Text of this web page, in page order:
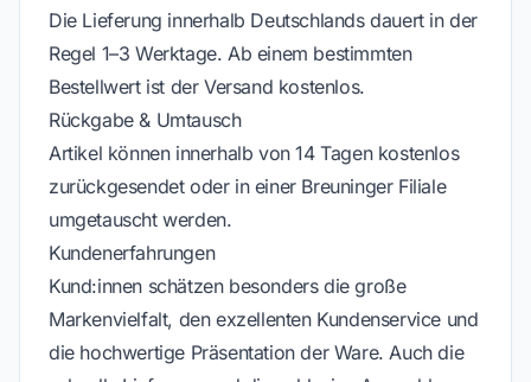
Die Lieferung innerhalb Deutschlands dauert in der
Regel 1–3 Werktage. Ab einem bestimmten
Bestellwert ist der Versand kostenlos.
Rückgabe & Umtausch
Artikel können innerhalb von 14 Tagen kostenlos
zurückgesendet oder in einer Breuninger Filiale
umgetauscht werden.
Kundenerfahrungen
Kund:innen schätzen besonders die große
Markenvielfalt, den exzellenten Kundenservice und
die hochwertige Präsentation der Ware. Auch die